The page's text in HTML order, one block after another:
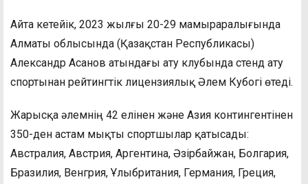
Айта кетейік, 2023 жылғы 20-29 мамыраралығында
Алматы облысында (Қазақстан Республикасы)
Александр Асанов атындағы ату клубында стенд ату
спортынан рейтингтік лицензиялық Әлем Кубогі өтеді.
Жарысқа әлемнің 42 елінен және Азия контингентінен
350-ден астам мықты спортшылар қатысады:
Австралия, Австрия, Аргентина, Әзірбайжан, Болгария,
Бразилия, Венгрия, Ұлыбритания, Германия, Греция,